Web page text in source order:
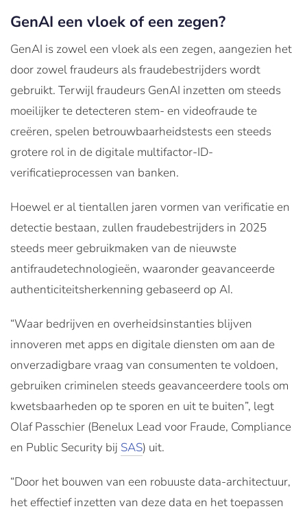
GenAI een vloek of een zegen?
GenAI is zowel een vloek als een zegen, aangezien het
door zowel fraudeurs als fraudebestrijders wordt
gebruikt. Terwijl fraudeurs GenAI inzetten om steeds
moeilijker te detecteren stem- en videofraude te
creëren, spelen betrouwbaarheidstests een steeds
grotere rol in de digitale multifactor-ID-
verificatieprocessen van banken.
Hoewel er al tientallen jaren vormen van verificatie en
detectie bestaan, zullen fraudebestrijders in 2025
steeds meer gebruikmaken van de nieuwste
antifraudetechnologieën, waaronder geavanceerde
authenticiteitsherkenning gebaseerd op AI.
“Waar bedrijven en overheidsinstanties blijven
innoveren met apps en digitale diensten om aan de
onverzadigbare vraag van consumenten te voldoen,
gebruiken criminelen steeds geavanceerdere tools om
kwetsbaarheden op te sporen en uit te buiten”, legt
Olaf Passchier (Benelux Lead voor Fraude, Compliance
en Public Security bij SAS) uit.
“Door het bouwen van een robuuste data-architectuur,
het effectief inzetten van deze data en het toepassen